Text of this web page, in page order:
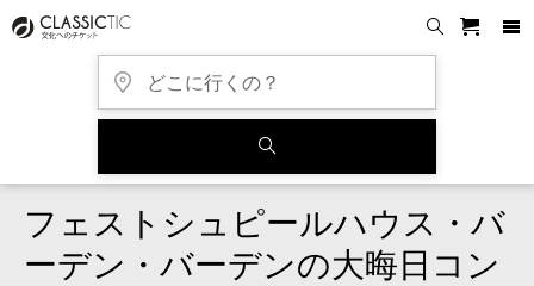
フェストシュピールハウス・バ
ーデン・バーデンの大晦日コン